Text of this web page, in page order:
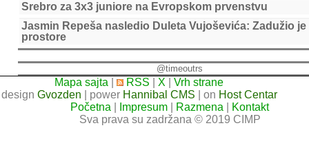
Srebro za 3x3 juniore na Evropskom prvenstvu
Jasmin Repeša nasledio Duleta Vujoševića: Zadužio je
prostore
@timeoutrs
Mapa sajta | RSS X |Vrh strane
design Gvozden | power Hannibal CMS | on Host Centar
Početna
Impresum Razmena
Kontakt
Sva prava su zadržana © 2019 CIMP